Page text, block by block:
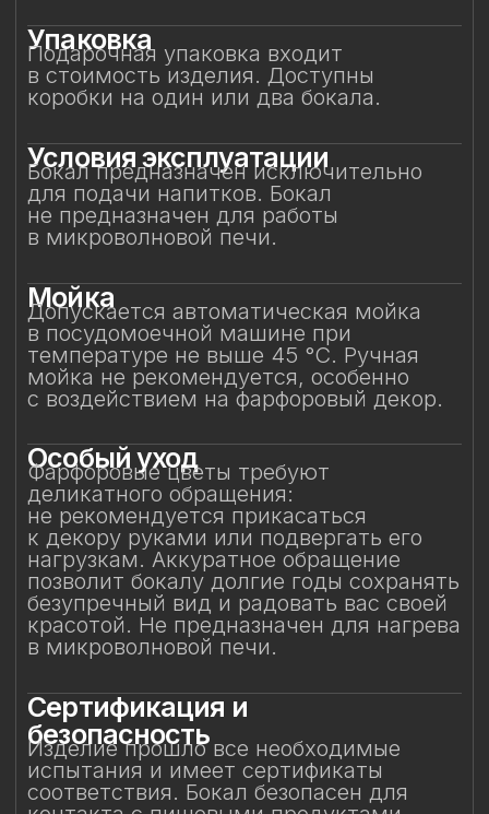
Особый уход
Фарфоровые цветы требуют
деликатного обращения:
не рекомендуется прикасаться
к декору руками или подвергать его
нагрузкам. Аккуратное обращение
безупречный вид и радовать вас своей
красотой. Не предназначен для нагрева
в микроволновой печи.
Сертификация и
безопасность
Изделие прошло все необходимые
соответствия. Бокал безопасен для
контакта с пищевыми продуктами
и может использоваться по прямому
назначению.
Защита от повреждений
Избегайте контакта бокала с острыми,
скребками, лезвиями или кромками
других бокалов) во избежание сколов
и царапин. Не рекомендуется
складывать бокалы горизонтально друг
на друга.
Особое внимание к
фарфоровому элементу
Фарфоровый цветок — результат
ручной работы, требующий
исключительно деликатного
обращения. Не прикасайтесь
и не подвергайте механическим
воздействиям. Бережное отношение
к изделию позволит на долгие годы
сохранить его красоту и изысканность,
позволяя шампанскому раскрываться
мягко и гармонично.